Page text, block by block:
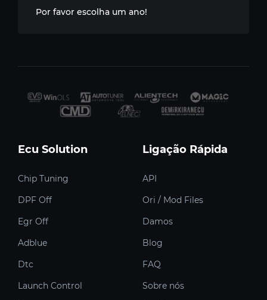
Por favor escolha um ano!
Ecu Solution
Chip Tuning
DPF Off
Egr Off
Adblue
Dtc
Launch Control
Ligação Rápida
API
Ori / Mod Files
Damos
Blog
FAQ
Sobre nós